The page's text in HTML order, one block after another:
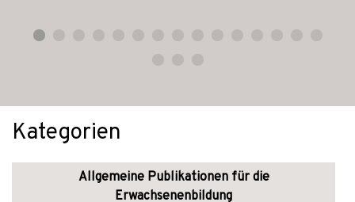
Kategorien
Allgemeine Publikationen für die
Erwachsenenbildung